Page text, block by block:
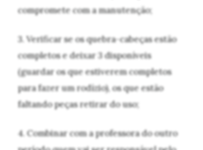
compromete com a manutenção;
3. Verificar se os quebra-cabeças estão
completos e deixar 3 disponíveis
(guardar os que estiverem completos
para fazer um rodízio), os que estão
faltando peças retirar do uso;
4. Combinar com a professora do outro